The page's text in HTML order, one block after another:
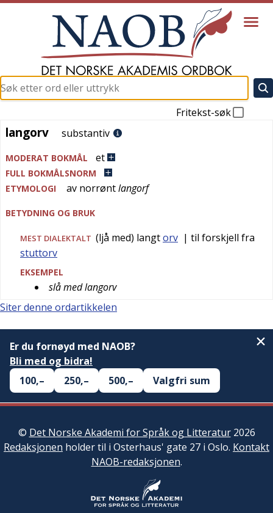
Fritekst-søk
langorv
langorv substantiv
MODERAT BOKMÅL et
FULL BOKMÅLSNORM
ETYMOLOGI
av norrøntlangorf
BETYDNING OG BRUK
MEST DIALEKTALT (ljå med) langtorv | til forskjell fra
stuttorv
EKSEMPEL
slå med langorv
Siter denne ordartikkelen
Er du fornøyd med NAOB?
Bli med og bidra!
100,–
250,– 500,– Valgfri sum
© Det Norske Akademi for Språk og Litteratur2026
Redaksjonen holder til i Osterhaus' gate 27 i Oslo. Kontakt
NAOB-redaksjonen.